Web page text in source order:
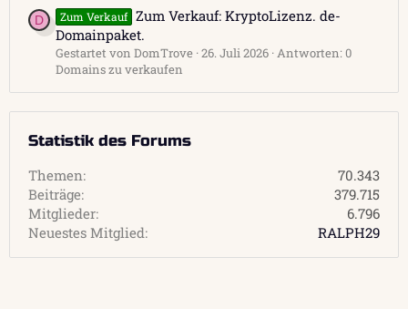
D Zum Verkauf Zum Verkauf: KryptoLizenz. de-
Domainpaket.
Gestartet von DomTrove 26. Juli 2026 Antworten: 0
Domains zu verkaufen
Statistik des Forums
Themen
70.343
Beiträge
379.715
Mitglieder
6.796
Neuestes Mitglied
RALPH29